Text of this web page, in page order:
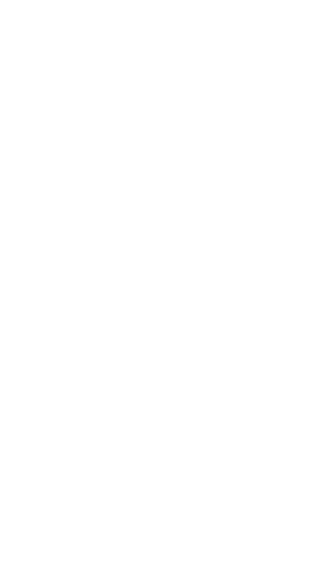
Компания осуществляет
надлежащего и ненадлежащего
может отказать потребителю в